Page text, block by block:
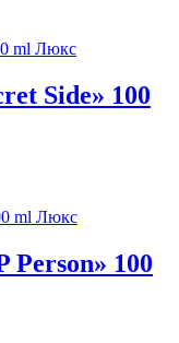
Side» 100
100